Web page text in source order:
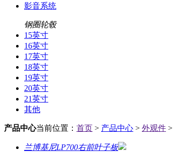
影音系统
钢圈轮毂
15英寸
16英寸
17英寸
18英寸
19英寸
20英寸
21英寸
其他
产品中心当前位置： 首页 > 产品中心 > 外观件 >
兰博基尼LP700右前叶子板